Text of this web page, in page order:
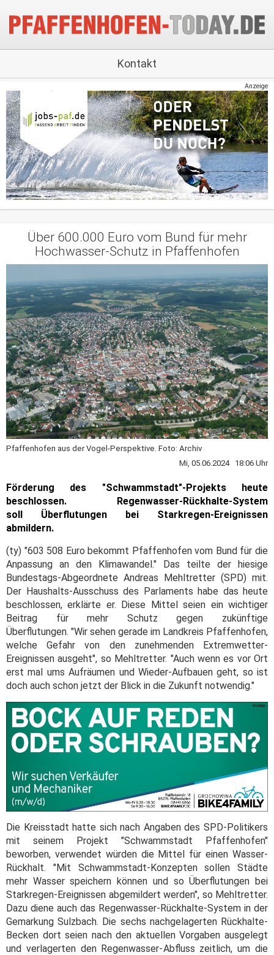
Kontakt
Anzeige
Über 600.000 Euro vom Bund für mehr
Hochwasser-Schutz in Pfaffenhofen
Pfaffenhofen aus der Vogel-Perspektive. Foto: Archiv
Mi, 05.06.2024 18:06 Uhr
Förderung des "Schwammstadt"-Projekts heute
beschlossen. Regenwasser-Rückhalte-System
soll Überflutungen bei Starkregen-Ereignissen
abmildern.
(ty) "603 508 Euro bekommt Pfaffenhofen vom Bund für die
Anpassung an den Klimawandel." Das teilte der hiesige
Bundestags-Abgeordnete Andreas Mehltretter (SPD) mit.
Der Haushalts-Ausschuss des Parlaments habe das heute
beschlossen, erklärte er. Diese Mittel seien ein wichtiger
Beitrag für mehr Schutz gegen zukünftige
Überflutungen. "Wir sehen gerade im Landkreis Pfaffenhofen,
welche Gefahr von den zunehmenden Extremwetter-
Ereignissen ausgeht", so Mehltretter. "Auch wenn es vor Ort
erst mal ums Aufräumen und Wieder-Aufbauen geht, so ist
doch auch schon jetzt der Blick in die Zukunft notwendig."
Die Kreisstadt hatte sich nach Angaben des SPD-Politikers
mit seinem Projekt "Schwammstadt Pfaffenhofen"
beworben, verwendet würden die Mittel für einen Wasser-
Rückhalt. "Mit Schwammstadt-Konzepten sollen Städte
mehr Wasser speichern können und so Überflutungen bei
Starkregen-Ereignissen abgemildert werden", so Mehltretter.
Dazu diene auch das Regenwasser-Rückhalte-System in der
Gemarkung Sulzbach. Die sechs nachgelagerten Rückhalte-
Becken dort seien nach den aktuellen Vorgaben ausgelegt
und verlagerten den Regenwasser-Abfluss zeitlich, um die